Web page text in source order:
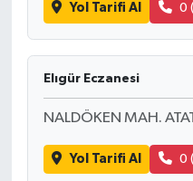
Yol Tarifi Al 0
Elıgür Eczanesi
NALDÖKEN MAH.
Yol Tarifi Al 0